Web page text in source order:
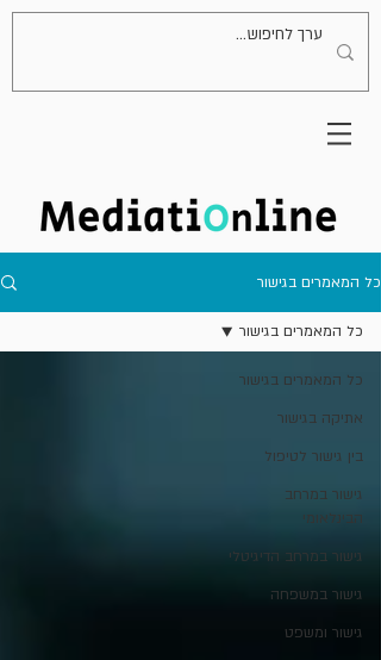
כל המאמרים בגישור
כל המאמרים בגישור
אתיקה בגישור
בין גישור לטיפול
גישור במרחב
הבינלאומי
גישור במרחב הדיגיטלי
גישור במשפחה
גישור ומשפט
כל המאמרים בגישור